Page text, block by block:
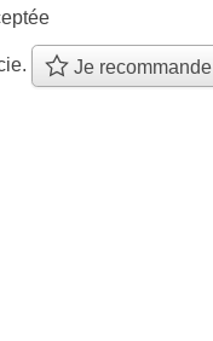
Je recommande